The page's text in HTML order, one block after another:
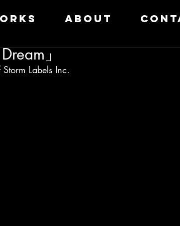
ABOUT
」
Labels Inc.